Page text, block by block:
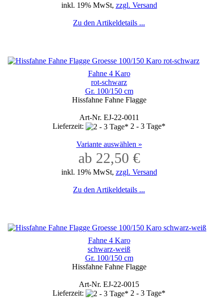
inkl. 19% MwSt, zzgl. Versand
Zu den Artikeldetails ...
Fahne 4 Karo
rot-schwarz
Gr. 100/150 cm
Hissfahne Fahne Flagge
Art-Nr. EJ-22-0011
Lieferzeit:
2 - 3 Tage*
Variante auswählen »
ab 22,50 €
inkl. 19% MwSt, zzgl. Versand
Zu den Artikeldetails ...
Fahne 4 Karo
schwarz-weiß
Gr. 100/150 cm
Hissfahne Fahne Flagge
Art-Nr. EJ-22-0015
Lieferzeit:
2 - 3 Tage*